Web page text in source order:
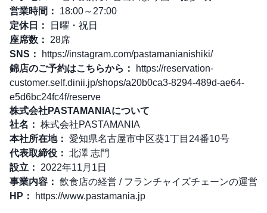
営業時間：
18:00～27:00
定休日：
日曜・祝日
座席数：
28席
SNS：
https://instagram.com/pastamanianishiki/
錦店のご予約はこちらから：
https://reservation-
customer.self.dinii.jp/shops/a20b0ca3-8294-489d-ae64-
e5d6bc24fc4f/reserve
株式会社PASTAMANIAについて
社名： 株式会社PASTAMANIA
本社所在地： 愛知県名古屋市中区葵1丁目24番10号
代表取締役： 北澤 志門
設立：
2022年11月1日
事業内容： 飲食店の経営 / フランチャイズチェーンの運営
HP：
https://www.pastamania.jp